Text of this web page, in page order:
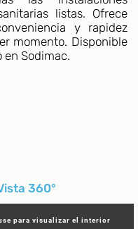
listas. Ofrece
y rapidez
momento. Disponible
en Sodimac.
360°
para visualizar el interior